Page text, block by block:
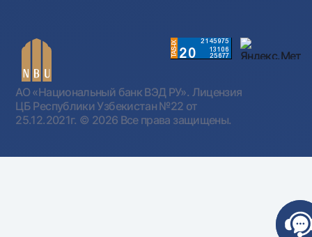
АО «Национальный банк ВЭД РУ». Лицензия
ЦБ Республики Узбекистан №22 от
25.12.2021г. © 2026 Все права защищены.